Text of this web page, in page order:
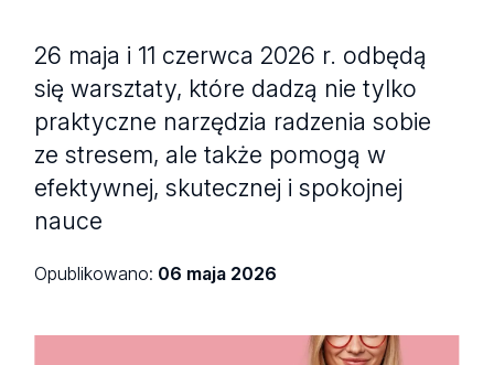
26 maja i 11 czerwca 2026 r. odbędą
się warsztaty, które dadzą nie tylko
praktyczne narzędzia radzenia sobie
ze stresem, ale także pomogą w
efektywnej, skutecznej i spokojnej
nauce
Opublikowano: 06 maja 2026
Studio shot of good looking Caucasian teacher